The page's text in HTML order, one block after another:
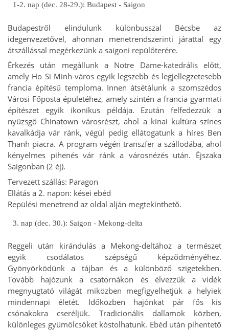
1-2. nap (dec. 28-29.): Budapest - Saigon
Budapestről elindulunk különbusszal Bécsbe az
idegenvezetővel, ahonnan menetrendszerinti járattal egy
átszállással megérkezünk a saigoni repülőterére.
Érkezés után megállunk a Notre Dame-katedrális előtt,
amely Ho Si Minh-város egyik legszebb és legjellegzetesebb
francia építésű temploma. Innen átsétálunk a szomszédos
Városi Főposta épületéhez, amely szintén a francia gyarmati
építészet egyik ikonikus példája. Ezután felfedezzük a
nyüzsgő Chinatown városrészt, ahol a kínai kultúra színes
kavalkádja vár ránk, végül pedig ellátogatunk a híres Ben
Thanh piacra. A program végén transzfer a szállodába, ahol
kényelmes pihenés vár ránk a városnézés után. Éjszaka
Saigonban (2 éj).
Tervezett szállás: Paragon
Ellátás a 2. napon: kései ebéd
Repülési menetrend az oldal alján megtekinthető.
3. nap (dec. 30.): Saigon - Mekong-delta
Reggeli után kirándulás a Mekong-deltához a természet
egyik csodálatos szépségű képződményéhez.
Gyönyörködünk a tájban és a különböző szigetekben.
Tovább hajózunk a csatornákon és élvezzük a vidék
megnyugtató világát miközben megfigyelhetjük a helyiek
mindennapi életét. Időközben hajónkat pár fős kis
csónakokra cseréljük. Tradicionális dallamok közben,
különleges gyümölcsöket kóstolhatunk. Ebéd után pihentető